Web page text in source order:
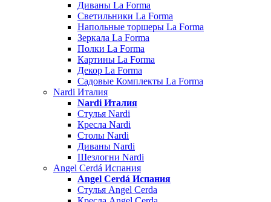
Диваны La Forma
Светильники La Forma
Напольные торшеры La Forma
Зеркала La Forma
Полки La Forma
Картины La Forma
Декор La Forma
Садовые Комплекты La Forma
Nardi Италия
Nardi Италия
Стулья Nardi
Кресла Nardi
Столы Nardi
Диваны Nardi
Шезлогни Nardi
Angel Cerdá Испания
Angel Cerdá Испания
Стулья Angel Cerda